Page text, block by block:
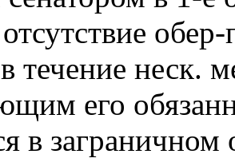
отсутствие
в течение неск.
его
в заграничном